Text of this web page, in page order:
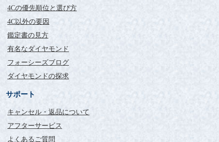
4Cの優先順位と選び方
4C以外の要因
鑑定書の見方
有名なダイヤモンド
フォーシーズブログ
ダイヤモンドの探求
サポート
キャンセル・返品について
アフターサービス
よくあるご質問